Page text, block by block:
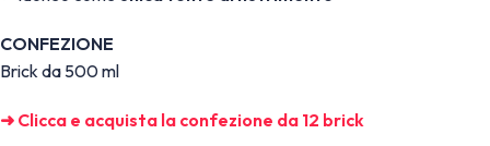
CONFEZIONE
Brick da 500 ml
➜ Clicca e acquista la confezione da 12 brick